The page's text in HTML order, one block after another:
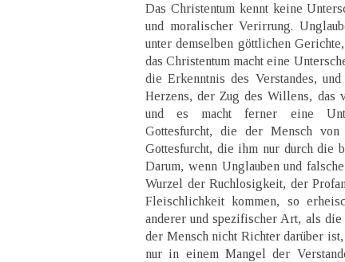
Das Christentum kennt keine
und moralischer Verirrung.
unter demselben göttlichen
das Christentum macht eine
die Erkenntnis des Verstandes,
Herzens, der Zug des Willens, das
und es macht ferner eine
Gottesfurcht, die der Mensch
Gottesfurcht, die ihm nur durch die
Darum, wenn Unglauben und
Wurzel der Ruchlosigkeit, der
Fleischlichkeit kommen, so
anderer und spezifischer Art, als
der Mensch nicht Richter darüber
nur in einem Mangel der